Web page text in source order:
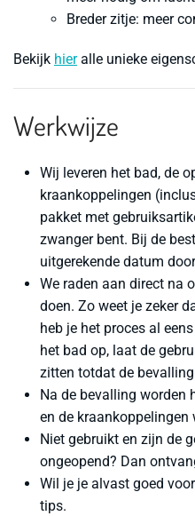
Breder zitje: meer
Bekijk hieralle unieke
Werkwijze
Wij leveren het bad, de
kraankoppelingen
pakket met
zwanger bent. Bij de
uitgerekende datum
We raden aan direct na
doen. Zo weet je zeker
heb je het proces al
het bad op, laat de
zitten totdat de
Na de bevalling worden
en de
Niet gebruikt en zijn de
ongeopend? Dan
Wil je je alvast goed
tips.